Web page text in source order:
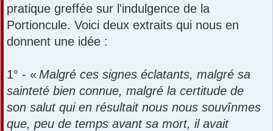
pratique greffée sur l'indulgence de la
Portioncule. Voici deux extraits qui nous en
donnent une idée :
1° - «Malgré ces signes éclatants, malgré sa
sainteté bien connue, malgré la certitude de
son salut qui en résultait nous nous souvînmes
que, peu de temps avant sa mort, il avait